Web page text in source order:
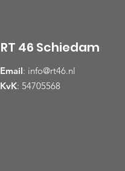
RT 46 Schiedam
Email: info@rt46.nl
KvK: 54705568